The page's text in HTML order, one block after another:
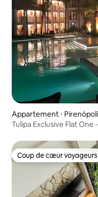
Appartement ⋅
Tulipa Exclusive Flat One
Coup de cœur voyageurs
Coup de cœur voyageurs